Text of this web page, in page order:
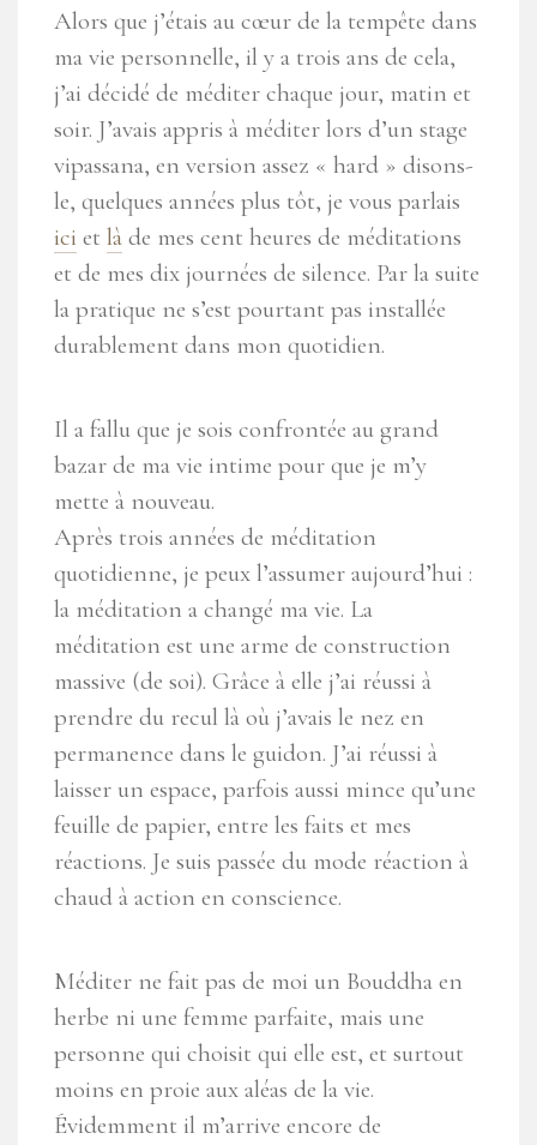
Alors que j’étais au cœur de la tempête dans
ma vie personnelle, il y a trois ans de cela,
j’ai décidé de méditer chaque jour, matin et
soir. J’avais appris à méditer lors d’un stage
vipassana, en version assez « hard » disons-
le, quelques années plus tôt, je vous parlais
ici et là de mes cent heures de méditations
et de mes dix journées de silence. Par la suite
la pratique ne s’est pourtant pas installée
durablement dans mon quotidien.
Il a fallu que je sois confrontée au grand
bazar de ma vie intime pour que je m’y
mette à nouveau.
Après trois années de méditation
quotidienne, je peux l’assumer aujourd’hui :
la méditation a changé ma vie. La
méditation est une arme de construction
massive (de soi). Grâce à elle j’ai réussi à
prendre du recul là où j’avais le nez en
permanence dans le guidon. J’ai réussi à
laisser un espace, parfois aussi mince qu’une
feuille de papier, entre les faits et mes
réactions. Je suis passée du mode réaction à
chaud à action en conscience.
Méditer ne fait pas de moi un Bouddha en
herbe ni une femme parfaite, mais une
personne qui choisit qui elle est, et surtout
moins en proie aux aléas de la vie.
Évidemment il m’arrive encore de